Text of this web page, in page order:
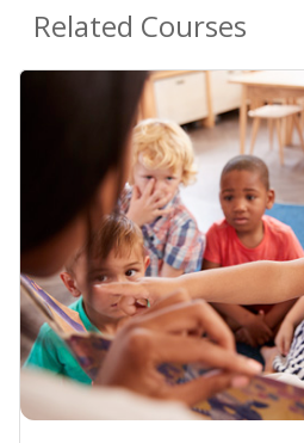
Related Courses